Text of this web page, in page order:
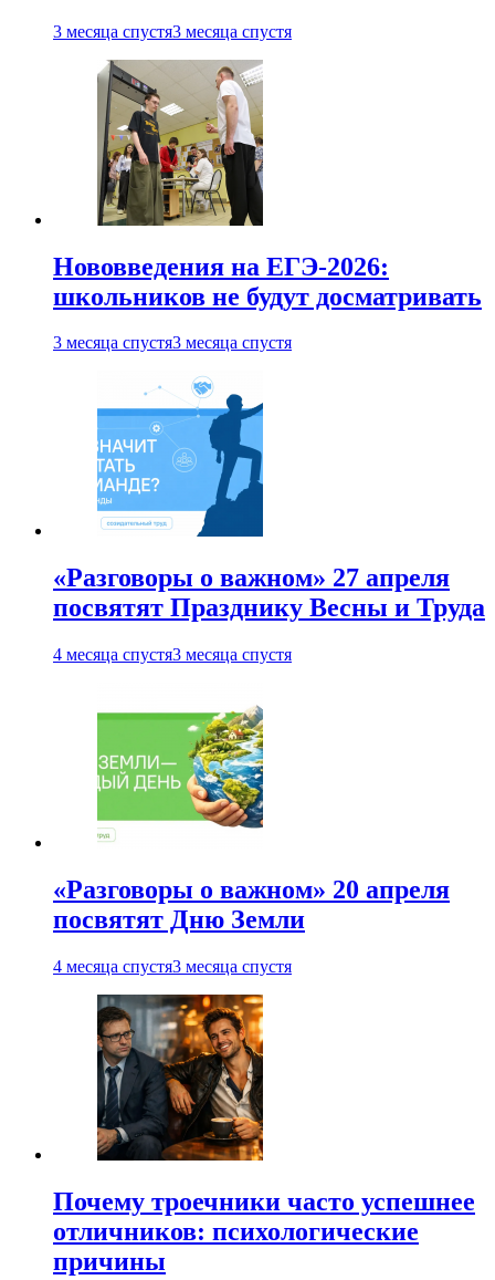
3 месяца спустя3 месяца спустя
Нововведения на ЕГЭ-2026:
школьников не будут досматривать
3 месяца спустя3 месяца спустя
«Разговоры о важном» 27 апреля
посвятят Празднику Весны и Труда
4 месяца спустя3 месяца спустя
«Разговоры о важном» 20 апреля
посвятят Дню Земли
4 месяца спустя3 месяца спустя
Почему троечники часто успешнее
отличников: психологические
причины